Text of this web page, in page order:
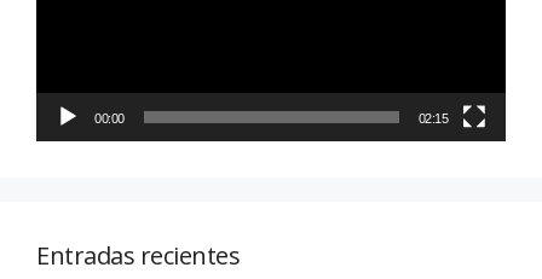
00:00 02:15
Entradas recientes